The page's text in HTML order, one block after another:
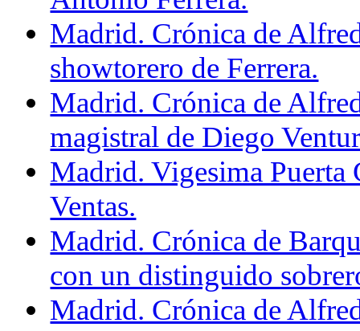
Madrid. Crónica de
showtorero de Ferrera.
Madrid. Crónica de
magistral de Diego
Madrid. Vigesima Puerta
Ventas.
Madrid. Crónica de
con un distinguido
Madrid. Crónica de